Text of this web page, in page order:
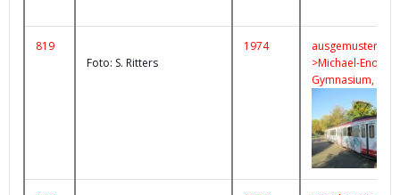
819
Foto: S. Ritters
1974
ausgemustert
>Michael-Ende-
Gymnasium,